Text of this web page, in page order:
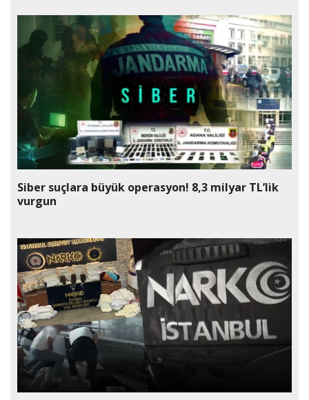
Siber suçlara büyük operasyon! 8,3 milyar TL’lik
vurgun